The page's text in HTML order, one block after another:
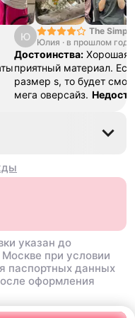
Ю
The
Юлия · в прошлом году
Достоинства: Хорошая
приятный материал.
размер s, то будет
мега оверсайз.
XXL
указан до
при условии
паспортных данных
оформления